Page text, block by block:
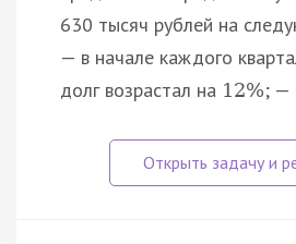
630 тысяч рублей на
— в начале каждого
долг возрастал на 12%; —